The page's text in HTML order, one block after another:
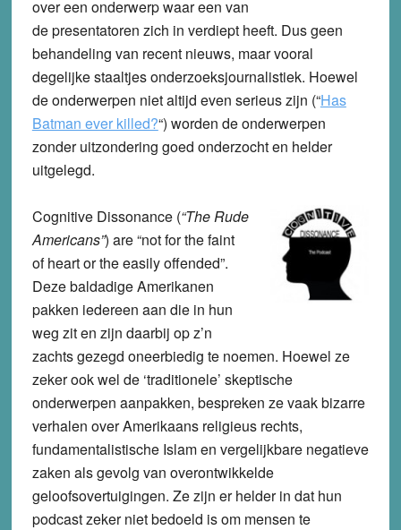
over een onderwerp waar een van
de presentatoren zich in verdiept heeft. Dus geen
behandeling van recent nieuws, maar vooral
degelijke staaltjes onderzoeksjournalistiek. Hoewel
de onderwerpen niet altijd even serieus zijn (“Has
Batman ever killed?“) worden de onderwerpen
zonder uitzondering goed onderzocht en helder
uitgelegd.
Cognitive Dissonance(“The Rude
Americans”) are “not for the faint
of heart or the easily offended”.
Deze baldadige Amerikanen
pakken iedereen aan die in hun
weg zit en zijn daarbij op z’n
zachts gezegd oneerbiedig te noemen. Hoewel ze
zeker ook wel de ‘traditionele’ skeptische
onderwerpen aanpakken, bespreken ze vaak bizarre
verhalen over Amerikaans religieus rechts,
fundamentalistische Islam en vergelijkbare negatieve
zaken als gevolg van overontwikkelde
geloofsovertuigingen. Ze zijn er helder in dat hun
podcast zeker niet bedoeld is om mensen te